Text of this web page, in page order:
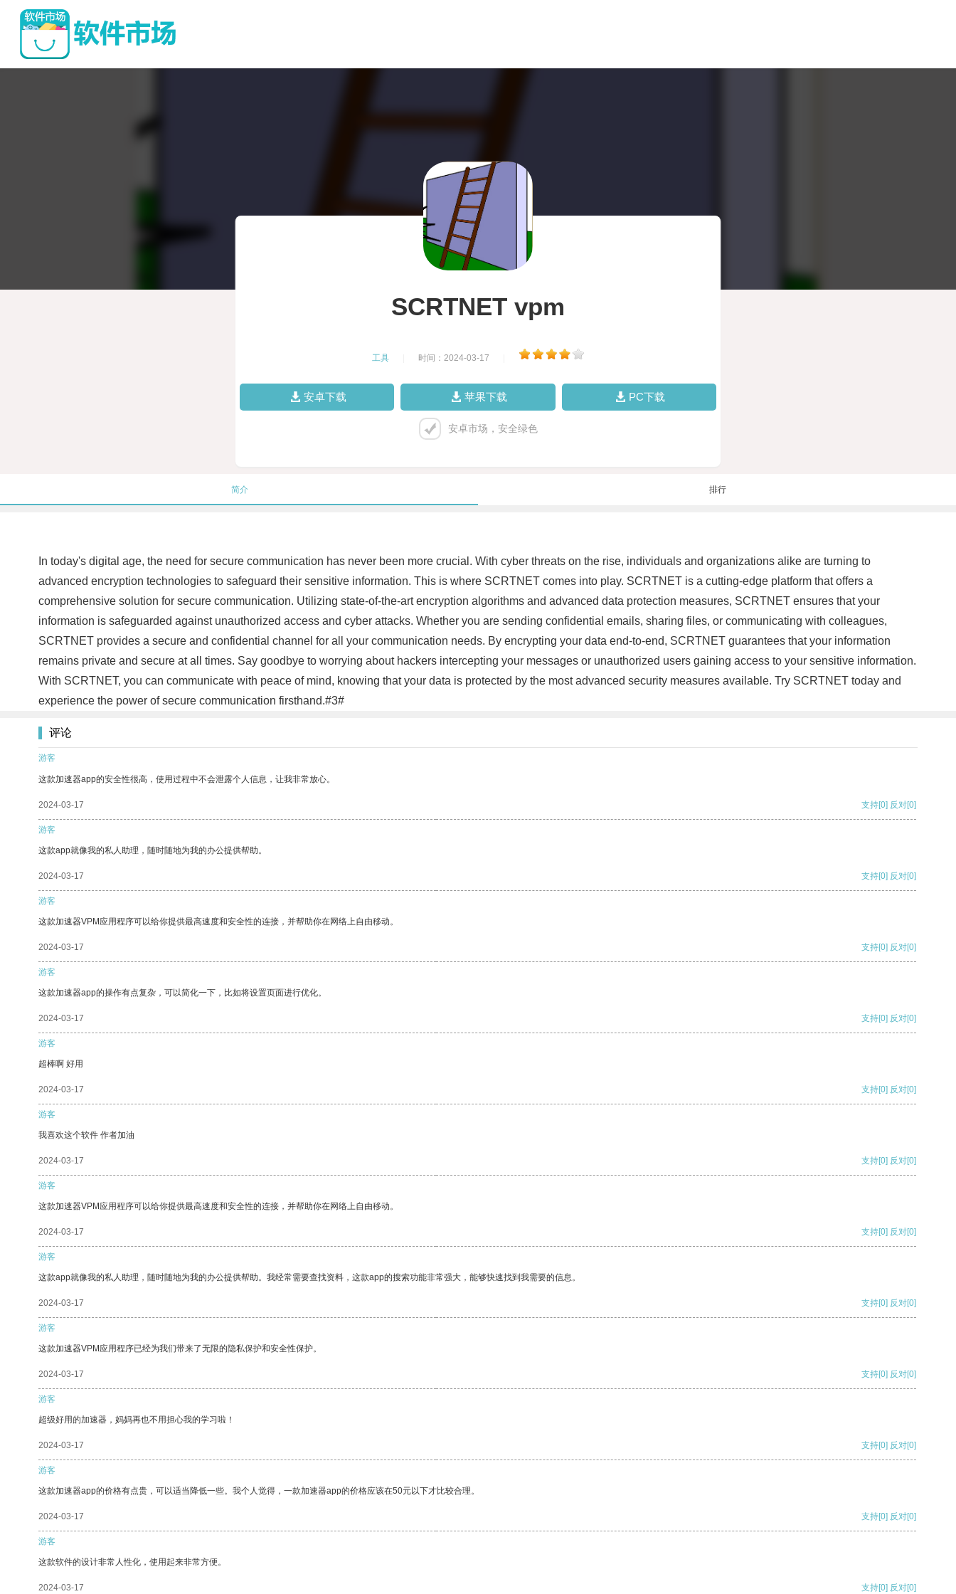
SCRTNET vpm
工具 时间：2024-03-17
安卓下载 苹果下载 PC下载
安卓市场，安全绿色
简介 排行
In today's digital age, the need for secure communication has never been more crucial. With cyber threats on the rise, individuals and organizations alike are turning to
advanced encryption technologies to safeguard their sensitive information. This is where SCRTNET comes into play. SCRTNET is a cutting-edge platform that offers a
comprehensive solution for secure communication. Utilizing state-of-the-art encryption algorithms and advanced data protection measures, SCRTNET ensures that your
information is safeguarded against unauthorized access and cyber attacks. Whether you are sending confidential emails, sharing files, or communicating with colleagues,
SCRTNET provides a secure and confidential channel for all your communication needs. By encrypting your data end-to-end, SCRTNET guarantees that your information
remains private and secure at all times. Say goodbye to worrying about hackers intercepting your messages or unauthorized users gaining access to your sensitive information.
With SCRTNET, you can communicate with peace of mind, knowing that your data is protected by the most advanced security measures available. Try SCRTNET today and
experience the power of secure communication firsthand.#3#
评论
游客
这款加速器app的安全性很高，使用过程中不会泄露个人信息，让我非常放心。
2024-03-17 支持[0] 反对[0]
游客
这款app就像我的私人助理，随时随地为我的办公提供帮助。
2024-03-17 支持[0] 反对[0]
游客
这款加速器VPM应用程序可以给你提供最高速度和安全性的连接，并帮助你在网络上自由移动。
2024-03-17 支持[0] 反对[0]
游客
这款加速器app的操作有点复杂，可以简化一下，比如将设置页面进行优化。
2024-03-17 支持[0] 反对[0]
游客
超棒啊 好用
2024-03-17 支持[0] 反对[0]
游客
我喜欢这个软件 作者加油
2024-03-17 支持[0] 反对[0]
游客
这款加速器VPM应用程序可以给你提供最高速度和安全性的连接，并帮助你在网络上自由移动。
2024-03-17 支持[0] 反对[0]
游客
这款app就像我的私人助理，随时随地为我的办公提供帮助。我经常需要查找资料，这款app的搜索功能非常强大，能够快速找到我需要的信息。
2024-03-17 支持[0] 反对[0]
游客
这款加速器VPM应用程序已经为我们带来了无限的隐私保护和安全性保护。
2024-03-17 支持[0] 反对[0]
游客
超级好用的加速器，妈妈再也不用担心我的学习啦！
2024-03-17 支持[0] 反对[0]
游客
这款加速器app的价格有点贵，可以适当降低一些。我个人觉得，一款加速器app的价格应该在50元以下才比较合理。
2024-03-17 支持[0] 反对[0]
游客
这款软件的设计非常人性化，使用起来非常方便。
2024-03-17 支持[0] 反对[0]